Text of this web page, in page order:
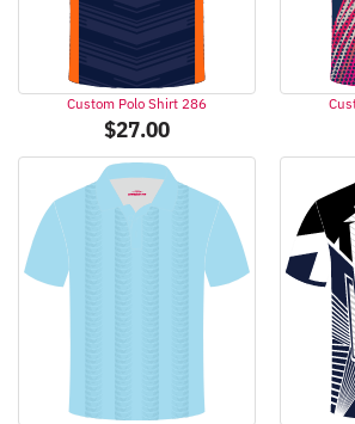
Custom Polo Shirt 286
$27.00